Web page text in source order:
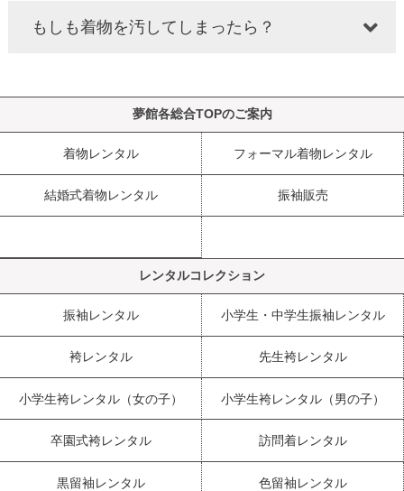
もしも着物を汚してしまったら？
夢館各総合TOPのご案内
着物レンタル フォーマル着物レンタル
結婚式着物レンタル 振袖販売
レンタルコレクション
振袖レンタル 小学生・中学生振袖レンタル
袴レンタル 先生袴レンタル
小学生袴レンタル（女の子） 小学生袴レンタル（男の子）
卒園式袴レンタル 訪問着レンタル
黒留袖レンタル 色留袖レンタル